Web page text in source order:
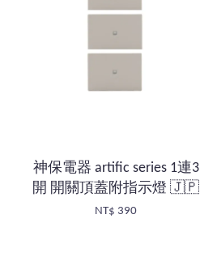
神保電器 artific series 1連3
開 開關頂蓋附指示燈 🇯🇵
NT$ 390